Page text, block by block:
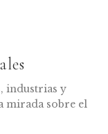
industrias y
mirada sobre el